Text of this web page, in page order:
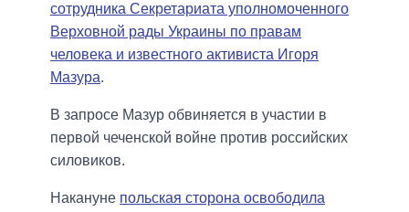
сотрудника Секретариата уполномоченного
Верховной рады Украины по правам
человека и известного активиста Игоря
Мазура.
В запросе Мазур обвиняется в участии в
первой чеченской войне против российских
силовиков.
Накануне польская сторона освободила